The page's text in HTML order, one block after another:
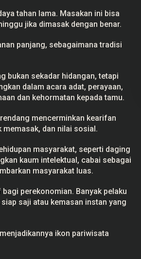
tahan lama. Masakan ini bisa
jika dimasak dengan benar.
panjang, sebagaimana tradisi
bukan sekadar hidangan, tetapi
dalam acara adat, perayaan,
dan kehormatan kepada tamu.
mencerminkan kearifan
memasak, dan nilai sosial.
masyarakat, seperti daging
kaum intelektual, cabai sebagai
masyarakat luas.
perekonomian. Banyak pelaku
saji atau kemasan instan yang
ikon pariwisata